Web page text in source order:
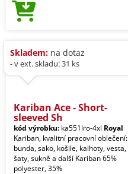
Skladem: na dotaz
- v ext. skladu: 31 ks
Kariban Ace - Short-
sleeved Sh
kód výrobku: ka551lro-4xl Royal
Kariban, kvalitní pracovní oblečení:
bunda, sako, košile, kalhoty, vesta,
šaty, sukně a další Kariban 65%
polyester, 35%